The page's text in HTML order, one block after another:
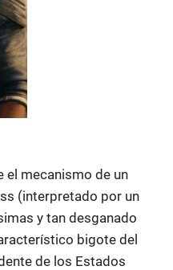
el mecanismo de un
(interpretado por un
y tan desganado
bigote del
de los Estados